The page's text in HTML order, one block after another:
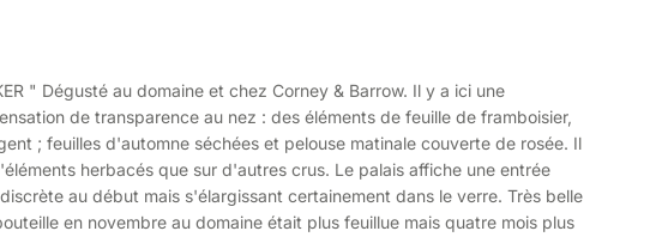
" Dégusté au domaine et chez Corney & Barrow. Il y a ici une
de transparence au nez : des éléments de feuille de framboisier,
; feuilles d'automne séchées et pelouse matinale couverte de rosée. Il
herbacés que sur d'autres crus. Le palais affiche une entrée
au début mais s'élargissant certainement dans le verre. Très belle
en novembre au domaine était plus feuillue mais quatre mois plus